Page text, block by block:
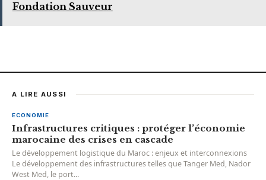
Fondation Sauveur
A LIRE AUSSI
ECONOMIE
Infrastructures critiques : protéger l’économie
marocaine des crises en cascade
Le développement logistique du Maroc : enjeux et interconnexions
Le développement des infrastructures telles que Tanger Med, Nador
West Med, le port...